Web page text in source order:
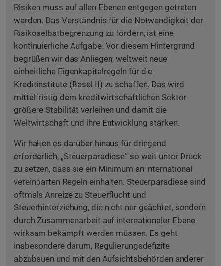
Risiken muss auf allen Ebenen entgegen getreten
werden. Das Verständnis für die Notwendigkeit der
Risikoselbstbegrenzung zu fördern, ist eine
kontinuierliche Aufgabe. Vor diesem Hintergrund
begrüßen wir das Anliegen, weltweit neue
einheitliche Eigenkapitalregeln für die
Kreditinstitute (Basel II) zu schaffen. Das wird
mittelfristig dem kreditwirtschaftlichen Sektor
größere Stabilität verleihen und damit die
Weltwirtschaft und ihre Entwicklung stärken.
Wir halten es darüber hinaus für dringend
erforderlich, „Steuerparadiese“ so weit unter Druck
zu setzen, dass sie ein Minimum an international
vereinbarten Regeln einhalten. Steuerparadiese sind
oftmals Anreize zu Steuerflucht und
Steuerhinterziehung, die nicht nur geächtet, sondern
durch Zusammenarbeit auf internationaler Ebene
wirksam bekämpft werden müssen. Es geht
insbesondere darum, Regulierungsdefizite
abzubauen und mit den Aufsichtsbehörden anderer